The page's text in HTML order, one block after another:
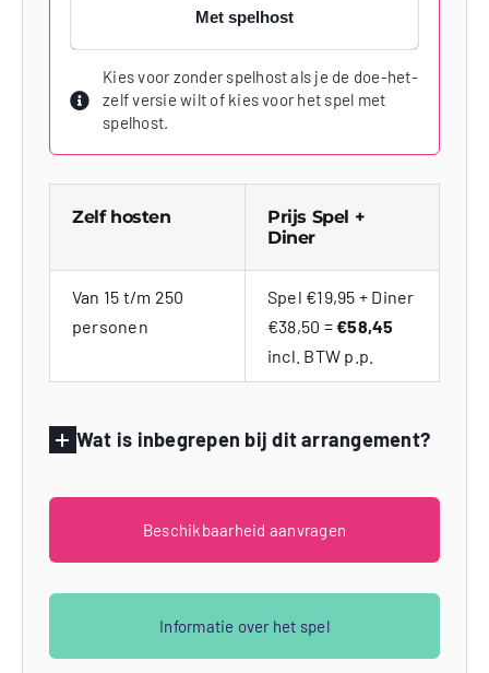
Met spelhost
Kies voor zonder spelhost als je de doe-het-
zelf versie wilt of kies voor het spel met
spelhost.
Zelf hosten
Prijs Spel +
Diner
Van 15 t/m 250
personen
Spel €19,95 + Diner
€38,50 =€58,45
incl. BTW p.p.
Wat is inbegrepen bij dit arrangement?
Beschikbaarheid aanvragen
Informatie over het spel